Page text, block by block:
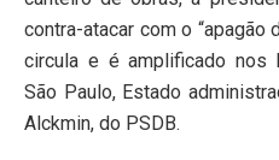
contra-atacar com o “apagão
circula e é amplificado nos
São Paulo, Estado
Alckmin, do PSDB.